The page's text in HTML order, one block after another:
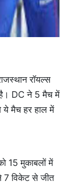
रॉयल्स
DC ने 5 मैच में
ये मैच हर हाल में
15 मुकाबलों में
7 विकेट से जीत